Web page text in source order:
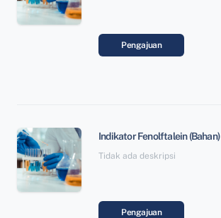
Pengajuan
Indikator Fenolftalein (Bahan)
Tidak ada deskripsi
Pengajuan